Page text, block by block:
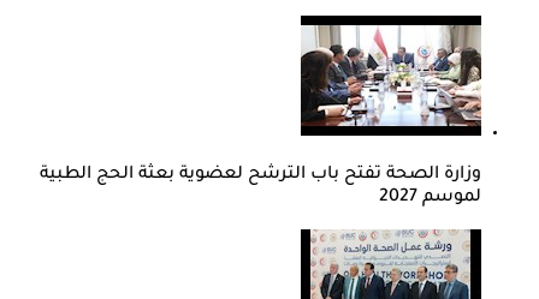
وزارة الصحة تفتح باب الترشح لعضوية بعثة الحج الطبية
لموسم 2027